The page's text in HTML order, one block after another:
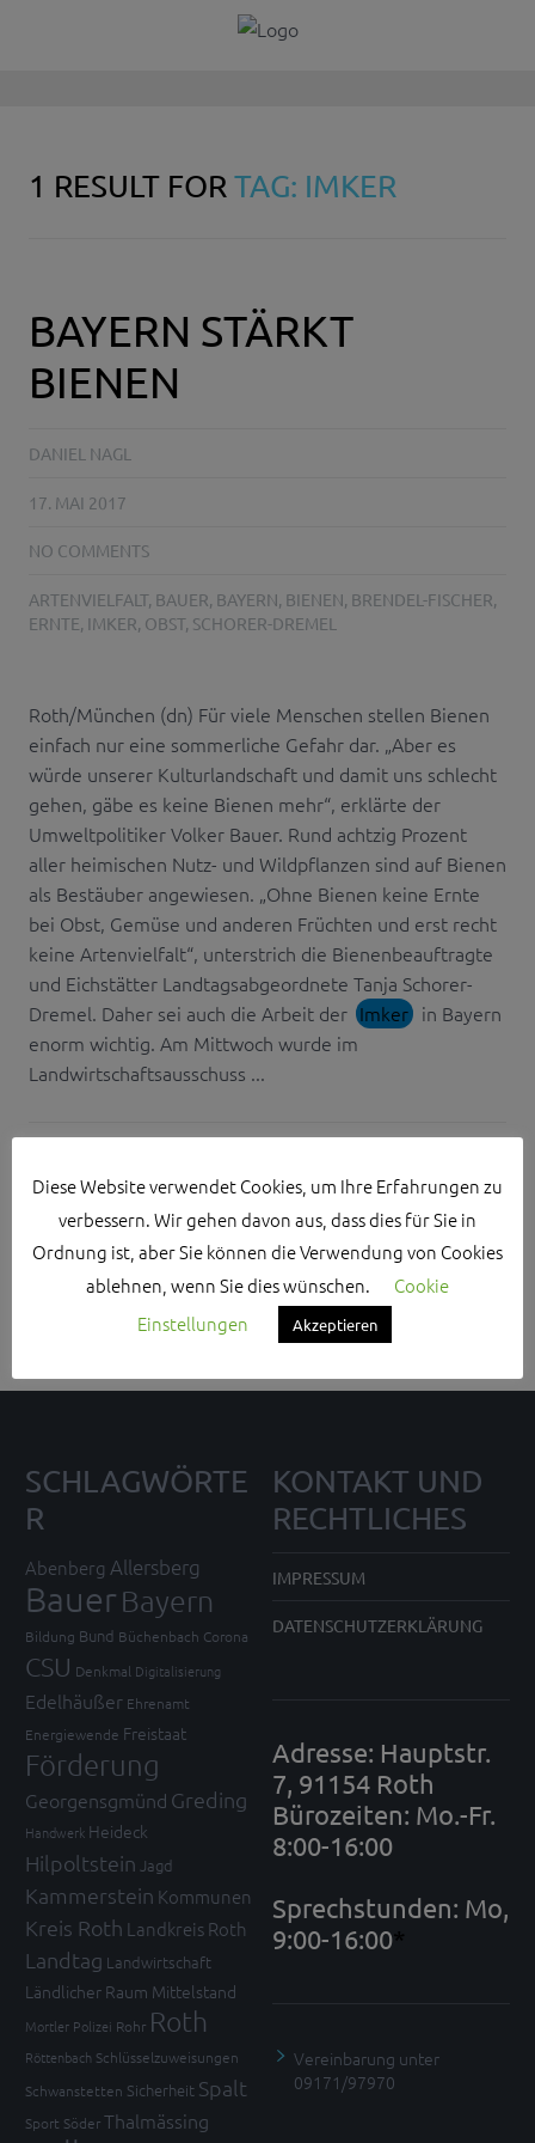
1 RESULT FORTAG: IMKER
BAYERN STÄRKT
BIENEN
DANIEL NAGL
17. MAI 2017
NO COMMENTS
ARTENVIELFALT, BAUER, BAYERN, BIENEN, BRENDEL-FISCHER,
ERNTE, IMKER, OBST, SCHORER-DREMEL
Roth/München (dn) Für viele Menschen stellen Bienen
einfach nur eine sommerliche Gefahr dar. „Aber es
würde unserer Kulturlandschaft und damit uns schlecht
gehen, gäbe es keine Bienen mehr“, erklärte der
Umweltpolitiker Volker Bauer. Rund achtzig Prozent
aller heimischen Nutz- und Wildpflanzen sind auf Bienen
als Bestäuber angewiesen. „Ohne Bienen keine Ernte
bei Obst, Gemüse und anderen Früchten und erst recht
keine Artenvielfalt“, unterstrich die Bienenbeauftragte
und Eichstätter Landtagsabgeordnete Tanja Schorer-
Dremel. Daher sei auch die Arbeit der Imker in Bayern
enorm wichtig. Am Mittwoch wurde im
Landwirtschaftsausschuss ...
Search Sidebar Widget Area
Please login and add some widgets to this widget area.
SCHLAGWÖRTE
R
Abenberg Allersberg
Bauer Bayern
Bildung Bund Büchenbach Corona
CSU Denkmal Digitalisierung
Edelhäußer Ehrenamt
Energiewende Freistaat
Förderung
Georgensgmünd Greding
Handwerk Heideck
Hilpoltstein Jagd
Kammerstein Kommunen
Kreis Roth Landkreis Roth
Landtag Landwirtschaft
Ländlicher Raum Mittelstand
Mortler Polizei Rohr Roth
Röttenbach Schlüsselzuweisungen
Schwanstetten Sicherheit Spalt
Sport SöderThalmässing
KONTAKT UND
RECHTLICHES
IMPRESSUM
DATENSCHUTZERKLÄRUNG
Adresse: Hauptstr.
7, 91154 Roth
Bürozeiten: Mo.-Fr.
8:00-16:00
Sprechstunden: Mo,
9:00-16:00*
Vereinbarung unter
09171/97970
Diese Website verwendet Cookies, um Ihre Erfahrungen zu
verbessern. Wir gehen davon aus, dass dies für Sie in
Ordnung ist, aber Sie können die Verwendung von Cookies
ablehnen, wenn Sie dies wünschen.
Cookie
Einstellungen
Akzeptieren